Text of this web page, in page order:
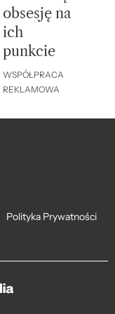
obsesję na
ich
punkcie
WSPÓŁPRACA
REKLAMOWA
Polityka Prywatności